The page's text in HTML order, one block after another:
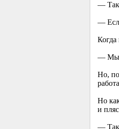
—
—
Когда
— Мы
Но,
Но
и
— Так